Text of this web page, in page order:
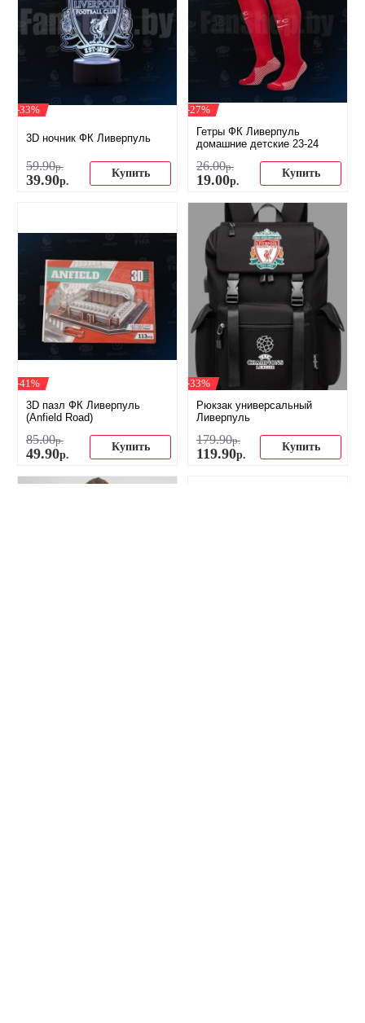
-33%
3D ночник ФК Ливерпуль
59.90р.
39.90р.
Купить
-27%
Гетры ФК Ливерпуль
домашние детские 23-24
26.00р.
19.00р.
Купить
-41%
3D пазл ФК Ливерпуль
(Anfield Road)
85.00р.
49.90р.
Купить
-33%
Рюкзак универсальный
Ливерпуль
179.90р.
119.90р.
Купить